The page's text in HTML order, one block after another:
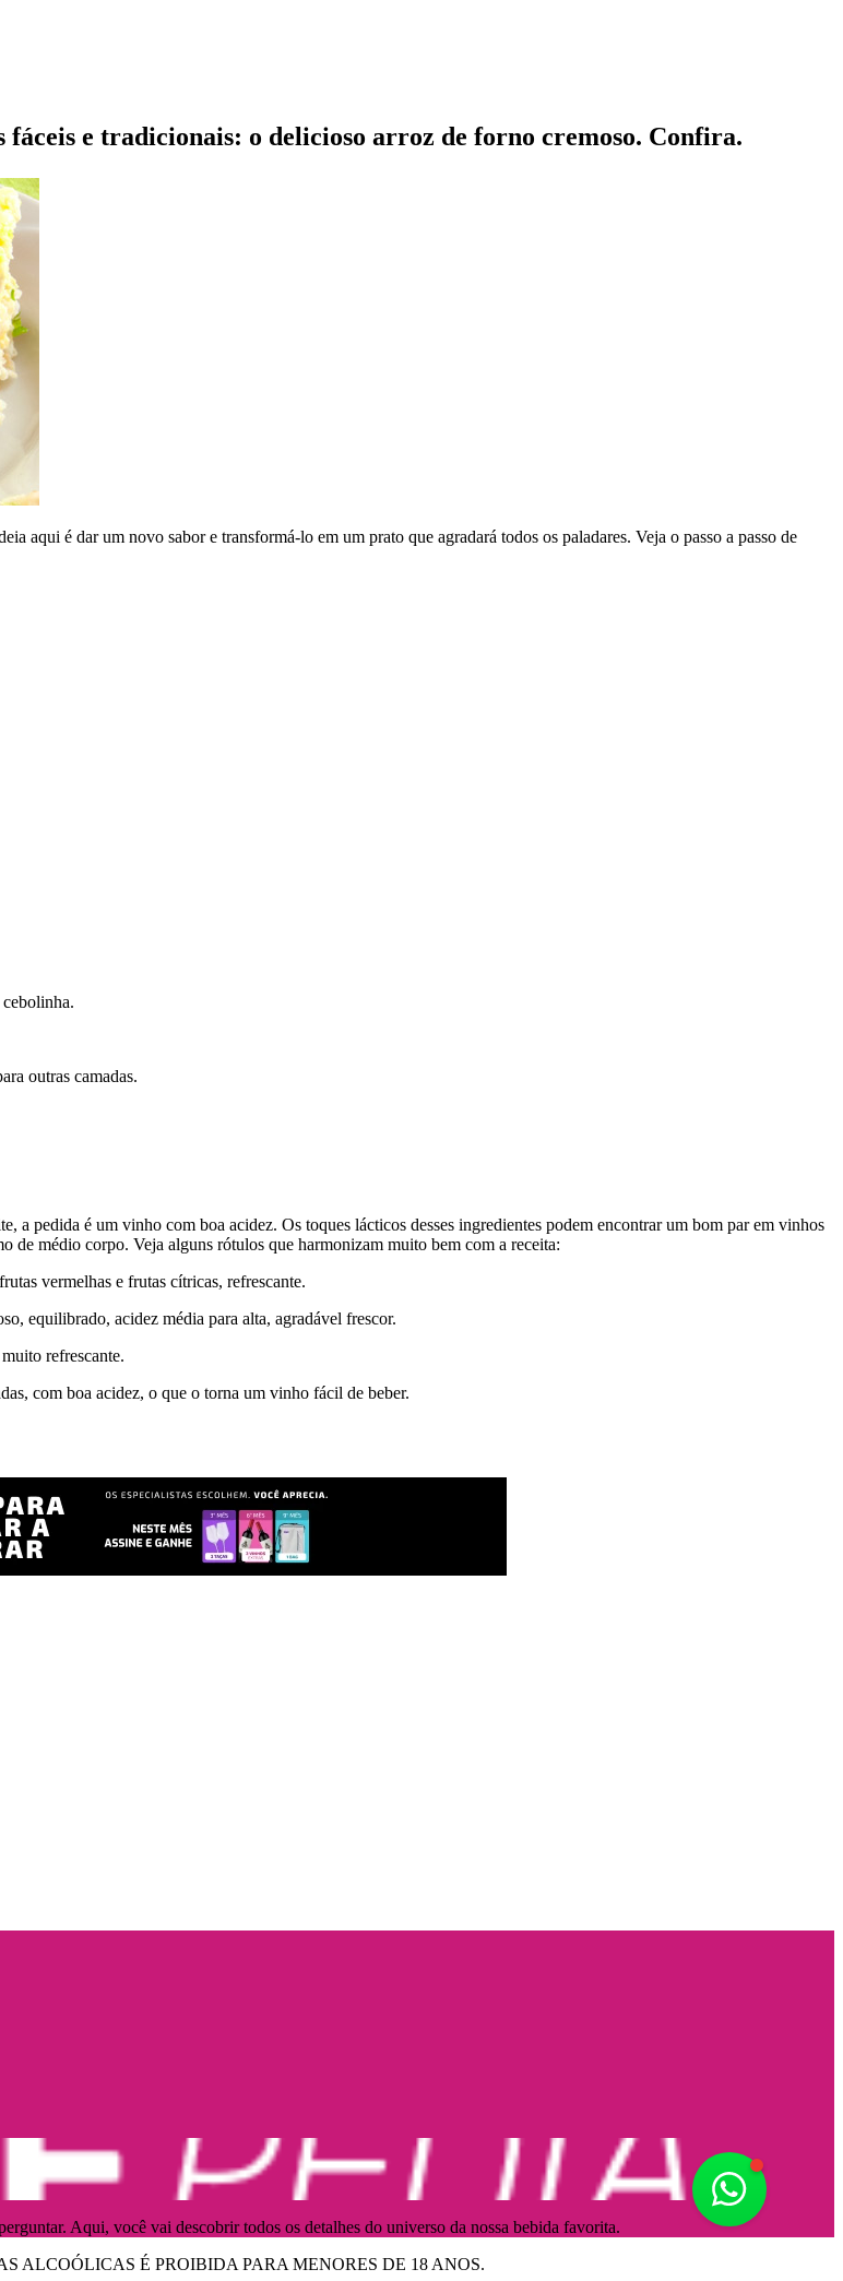
fáceis e tradicionais: o delicioso arroz de forno cremoso. Confira.
aqui é dar um novo sabor e transformá-lo em um prato que agradará todos os paladares. Veja o passo a passo de
outras camadas.
a pedida é um vinho com boa acidez. Os toques lácticos desses ingredientes podem encontrar um bom par em vinhos
de médio corpo. Veja alguns rótulos que harmonizam muito bem com a receita:
vermelhas e frutas cítricas, refrescante.
equilibrado, acidez média para alta, agradável frescor.
refrescante.
com boa acidez, o que o torna um vinho fácil de beber.
Aqui, você vai descobrir todos os detalhes do universo da nossa bebida favorita.
ALCOÓLICAS É PROIBIDA PARA MENORES DE 18 ANOS.
Fale